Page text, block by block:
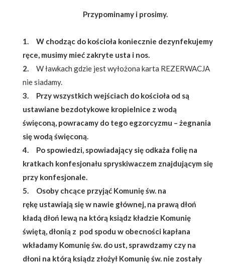
Przypominamy i prosimy.
1. W chodząc do kościoła koniecznie dezynfekujemy
ręce, musimy mieć zakryte usta i nos.
2. W ławkach gdzie jest wyłożona karta REZERWACJA
nie siadamy.
3. Przy wszystkich wejściach do kościoła od są
ustawiane bezdotykowe kropielnice z wodą
święconą, powracamy do tego egzorcyzmu – żegnania
się wodą święconą.
4. Po spowiedzi, spowiadający się odkaża folię na
kratkach konfesjonału spryskiwaczem znajdującym się
przy konfesjonale.
5. Osoby chcące przyjąć Komunię św. na
rękę ustawiają się w nawie głównej, na prawą dłoń
kładą dłoń lewą na którą ksiądz kładzie Komunię
świętą, dłonią z pod spodu w obecności kapłana
wkładamy Komunię św. do ust, sprawdzamy czy na
dłoni na którą ksiądz złożył Komunię św. nie zostały